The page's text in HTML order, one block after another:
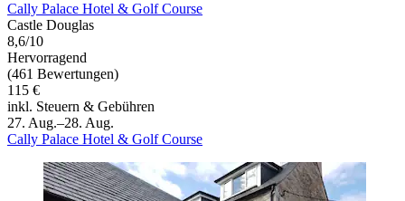
Cally Palace Hotel & Golf Course
Castle Douglas
8,6/10
Hervorragend
(461 Bewertungen)
115 €
inkl. Steuern & Gebühren
27. Aug.–28. Aug.
Cally Palace Hotel & Golf Course